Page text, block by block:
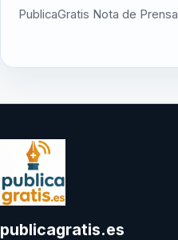
PublicaGratis Nota de Prensa
publicagratis.es